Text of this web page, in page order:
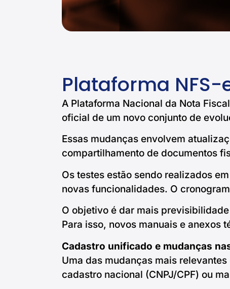
Plataforma
A Plataforma Nacional da Nota
oficial de um novo conjunto de
Essas mudanças envolvem
compartilhamento de documentos
Os testes estão sendo realizados
novas funcionalidades. O
O objetivo é dar mais
Para isso, novos manuais e
Cadastro unificado e mudanças
Uma das mudanças mais
cadastro nacional (CNPJ/CPF) ou